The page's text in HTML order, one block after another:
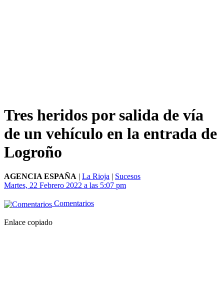
Tres heridos por salida de vía
de un vehículo en la entrada de
Logroño
AGENCIA ESPAÑA | La Rioja | Sucesos
Martes, 22 Febrero 2022 a las 5:07 pm
Comentarios
Enlace copiado